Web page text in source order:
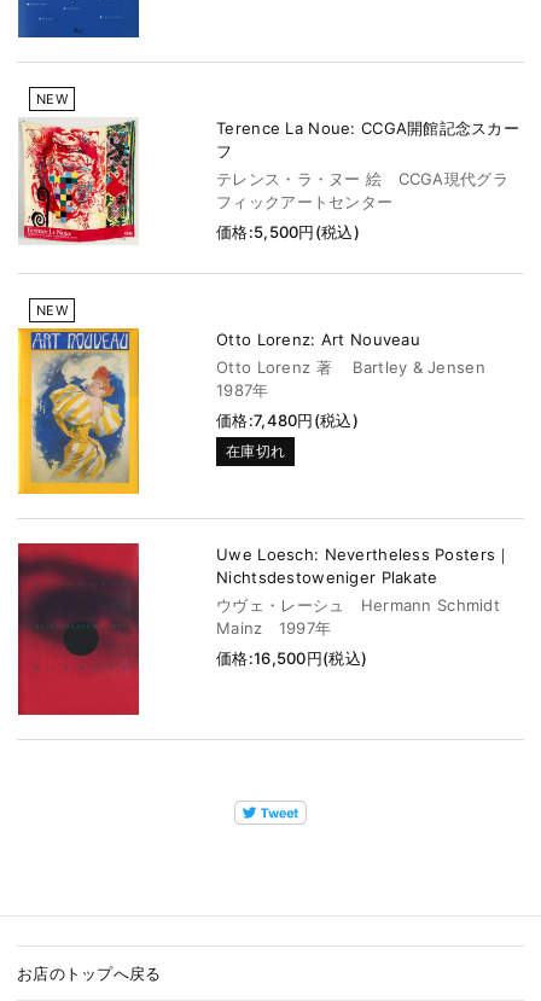
NEW
Terence La Noue: CCGA開館記念スカー
フ
テレンス・ラ・ヌー 絵 CCGA現代グラ
フィックアートセンター
価格:5,500円(税込)
NEW
Otto Lorenz: Art Nouveau
Otto Lorenz 著 Bartley & Jensen
1987年
価格:7,480円(税込)
在庫切れ
Uwe Loesch: Nevertheless Posters｜
Nichtsdestoweniger Plakate
ウヴェ・レーシュ Hermann Schmidt
Mainz 1997年
価格:16,500円(税込)
お店のトップへ戻る